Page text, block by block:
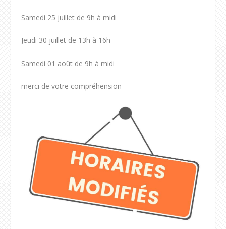
Samedi 25 juillet de 9h à midi
Jeudi 30 juillet de 13h à 16h
Samedi 01 août de 9h à midi
merci de votre compréhension